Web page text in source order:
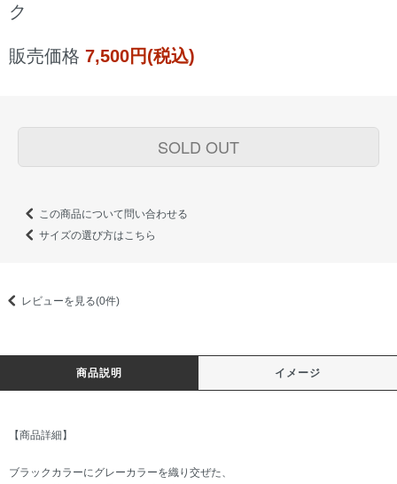
ク
販売価格 7,500円(税込)
SOLD OUT
この商品について問い合わせる
サイズの選び方はこちら
レビューを見る(0件)
商品説明 イメージ
【商品詳細】
ブラックカラーにグレーカラーを織り交ぜた、